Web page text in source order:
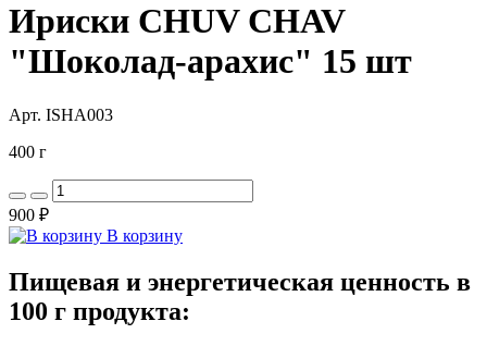
Ириски CHUV CHAV
"Шоколад-арахис" 15 шт
Арт. ISHA003
400 г
900 ₽
В корзину
Пищевая и энергетическая ценность в
100 г продукта: